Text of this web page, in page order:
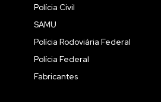
Polícia Civil
SAMU
Polícia Rodoviária Federal
Polícia Federal
Fabricantes